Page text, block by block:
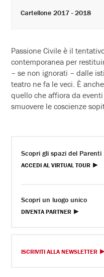
Passione Civile è il
contemporanea per
– se non ignorati – dalle
teatro ne fa le veci. È
quello che affiora da
smuovere le coscienze
Scopri gli spazi del Parenti
ACCEDI AL VIRTUAL TOUR
Scopri un luogo unico
DIVENTA PARTNER
ISCRIVITI ALLA NEWSLETTER
Cartellone 2017 - 2018